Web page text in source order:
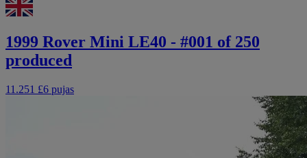
1999 Rover Mini LE40 - #001 of 250
produced
11.251 £6 pujas